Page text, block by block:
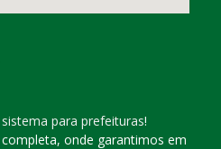
sistema para prefeituras!
completa, onde garantimos em